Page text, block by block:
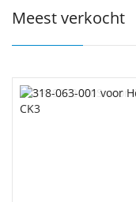
Meest verkocht